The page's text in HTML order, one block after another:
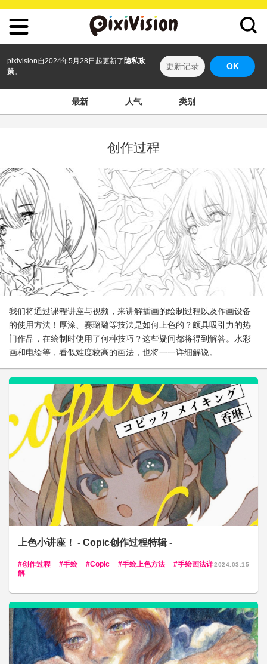
pixivision自2024年5月28日起更新了 隐私政
策。
更新记录 OK
最新 人气 类别
创作过程
我们将通过课程讲座与视频，来讲解插画的绘制过程以及作画设备
的使用方法！厚涂、赛璐璐等技法是如何上色的？颇具吸引力的热
门作品，在绘制时使用了何种技巧？这些疑问都将得到解答。水彩
画和电绘等，看似难度较高的画法，也将一一详细解说。
上色小讲座！ - Copic创作过程特辑 -
创作过程 手绘 Copic 手绘上色方法
手绘画法详
解
2024.03.15